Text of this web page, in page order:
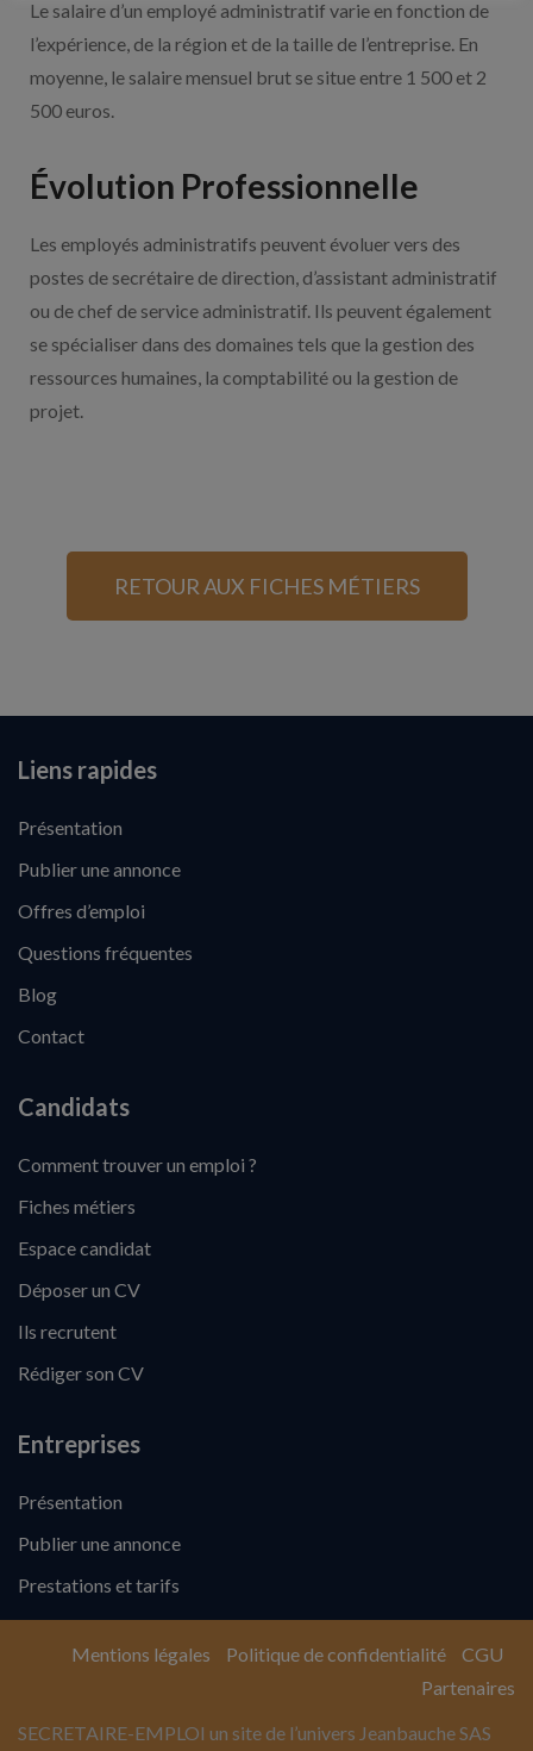
Le salaire d’un employé administratif varie en fonction de
l’expérience, de la région et de la taille de l’entreprise. En
moyenne, le salaire mensuel brut se situe entre 1 500 et 2
500 euros.
Évolution Professionnelle
Les employés administratifs peuvent évoluer vers des
postes de secrétaire de direction, d’assistant administratif
ou de chef de service administratif. Ils peuvent également
se spécialiser dans des domaines tels que la gestion des
ressources humaines, la comptabilité ou la gestion de
projet.
RETOUR AUX FICHES MÉTIERS
Liens rapides
Présentation
Publier une annonce
Offres d’emploi
Questions fréquentes
Blog
Contact
Candidats
Comment trouver un emploi ?
Fiches métiers
Espace candidat
Déposer un CV
Ils recrutent
Rédiger son CV
Entreprises
Présentation
Publier une annonce
Prestations et tarifs
SECRETAIRE-EMPLOI un site de l’univers Jeanbauche SAS
Mentions légales Politique de confidentialité
CGU
Partenaires